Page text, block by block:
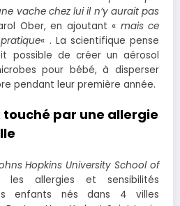
vache chez lui il n’y aurait pas
Ober, en ajoutant « mais ce
« . La scientifique pense
possible de créer un aérosol
pour bébé, à disperser
pendant leur première année.
touché par une allergie
Hopkins University School of
allergies et sensibilités
enfants nés dans 4 villes